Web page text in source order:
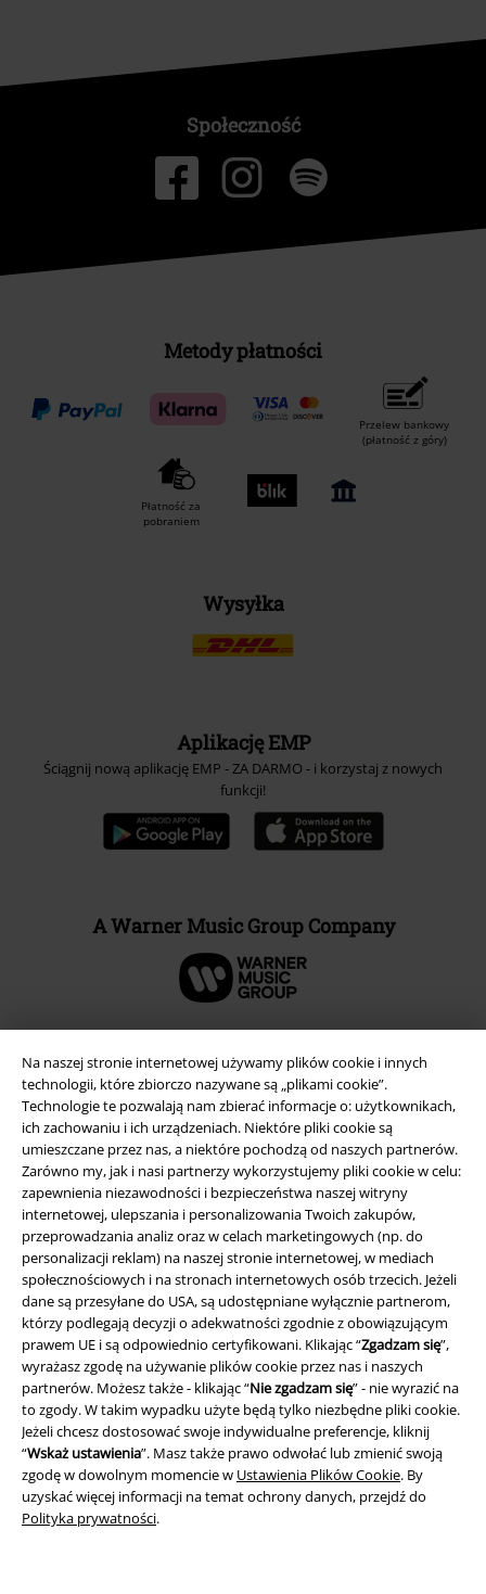
Na naszej stronie internetowej używamy plików cookie i innych
technologii, które zbiorczo nazywane są „plikami cookie”.
Technologie te pozwalają nam zbierać informacje o: użytkownikach,
ich zachowaniu i ich urządzeniach. Niektóre pliki cookie są
umieszczane przez nas, a niektóre pochodzą od naszych partnerów.
Zarówno my, jak i nasi partnerzy wykorzystujemy pliki cookie w celu:
zapewnienia niezawodności i bezpieczeństwa naszej witryny
internetowej, ulepszania i personalizowania Twoich zakupów,
przeprowadzania analiz oraz w celach marketingowych (np. do
personalizacji reklam) na naszej stronie internetowej, w mediach
społecznościowych i na stronach internetowych osób trzecich. Jeżeli
dane są przesyłane do USA, są udostępniane wyłącznie partnerom,
którzy podlegają decyzji o adekwatności zgodnie z obowiązującym
prawem UE i są odpowiednio certyfikowani. Klikając “Zgadzam się”,
wyrażasz zgodę na używanie plików cookie przez nas i naszych
partnerów. Możesz także - klikając “Nie zgadzam się” - nie wyrazić na
to zgody. W takim wypadku użyte będą tylko niezbędne pliki cookie.
Jeżeli chcesz dostosować swoje indywidualne preferencje, kliknij
“Wskaż ustawienia”. Masz także prawo odwołać lub zmienić swoją
zgodę w dowolnym momencie w Ustawienia Plików Cookie. By
uzyskać więcej informacji na temat ochrony danych, przejdź do
Polityka prywatności.
Społeczność
Metody płatności
Przelew bankowy
(płatność z góry)
Płatność za
pobraniem
Wysyłka
Aplikację EMP
Ściągnij nową aplikację EMP - ZA DARMO - i korzystaj z nowych
funkcji!
A Warner Music Group Company
Informacje prawne
Regulamin
Dane firmy
Polityka prywatności
Unieszkodliwianie odpadów i ochrona środowiska
Deklaracja Zgodności
Informacje dotyczące dostępności